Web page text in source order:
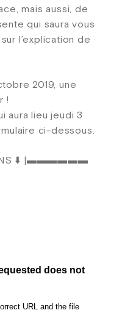
mais aussi, de
qui saura vous
l’explication de
2019, une
!
aura lieu jeudi 3
ci-dessous.
⬇️ |▬▬▬▬▬▬